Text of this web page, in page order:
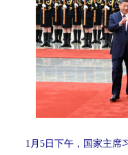
1月5日下午，国家主席习